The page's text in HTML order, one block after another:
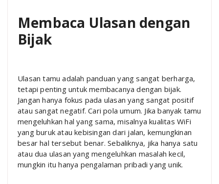
Membaca Ulasan dengan
Bijak
Ulasan tamu adalah panduan yang sangat berharga,
tetapi penting untuk membacanya dengan bijak.
Jangan hanya fokus pada ulasan yang sangat positif
atau sangat negatif. Cari pola umum. Jika banyak tamu
mengeluhkan hal yang sama, misalnya kualitas WiFi
yang buruk atau kebisingan dari jalan, kemungkinan
besar hal tersebut benar. Sebaliknya, jika hanya satu
atau dua ulasan yang mengeluhkan masalah kecil,
mungkin itu hanya pengalaman pribadi yang unik.